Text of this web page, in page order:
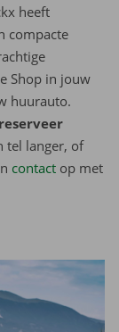
heeft
compacte
Shop in jouw
huurauto.
tel langer, of
contact op met